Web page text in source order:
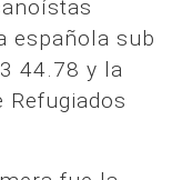
española sub
44.78 y la
Refugiados